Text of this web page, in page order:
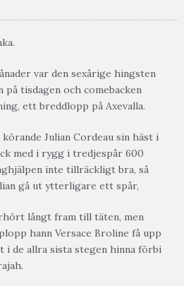
var den sexårige hingsten
på tisdagen och comebacken
ett breddlopp på Axevalla.
Julian Cordeau sin häst i
med i rygg i tredjespår 600
inte tillräckligt bra, så
gå ut ytterligare ett spår,
långt fram till täten, men
hann Versace Broline få upp
de allra sista stegen hinna förbi